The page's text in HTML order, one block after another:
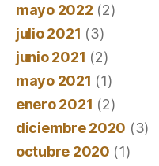
mayo 2022 (2)
julio 2021 (3)
junio 2021 (2)
mayo 2021 (1)
enero 2021 (2)
diciembre 2020 (3)
octubre 2020 (1)